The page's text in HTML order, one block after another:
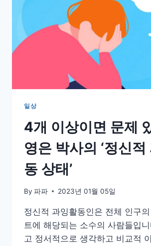
를
위
한
일상
4개 이상이면 문제
영은 박사의 ‘정신
동 상태’
By 파파 2023년 01월 05일
정신적 과잉활동인은 전체 인구
트에 해당되는 소수의 사람들입
고 정서적으로 생각하고 비교적